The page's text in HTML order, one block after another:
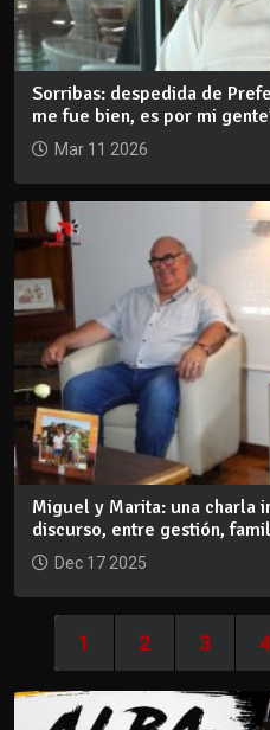
Sorribas: despedida de
me fue bien, es por mi
Mar 11 2026
Miguel y Marita: una charla
discurso, entre gestión,
Dec 17 2025
1 2 3 4